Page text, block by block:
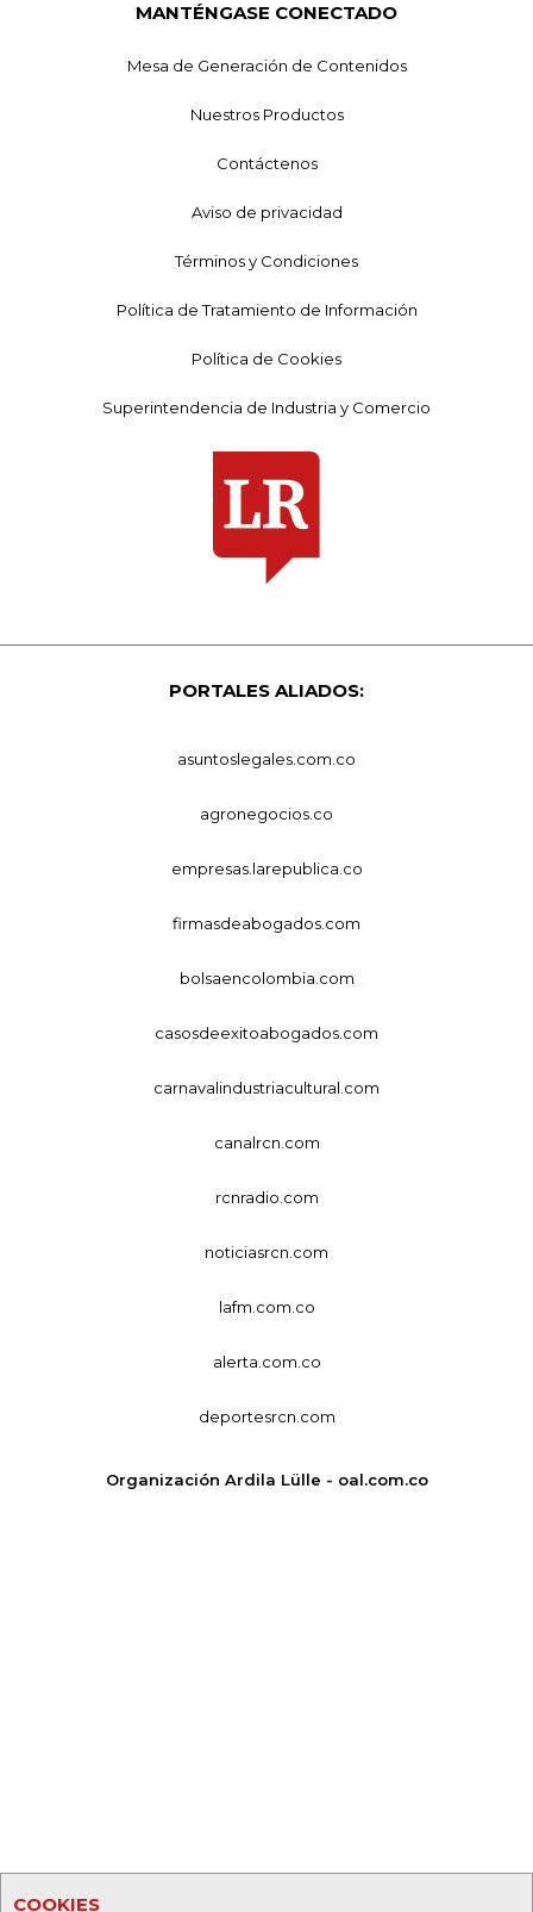
COOKIES
MANTÉNGASE CONECTADO
Mesa de Generación de Contenidos
Nuestros Productos
Contáctenos
Aviso de privacidad
Términos y Condiciones
Política de Tratamiento de Información
Política de Cookies
Superintendencia de Industria y Comercio
PORTALES ALIADOS:
asuntoslegales.com.co
agronegocios.co
empresas.larepublica.co
firmasdeabogados.com
bolsaencolombia.com
casosdeexitoabogados.com
carnavalindustriacultural.com
canalrcn.com
rcnradio.com
noticiasrcn.com
lafm.com.co
alerta.com.co
deportesrcn.com
Organización Ardila Lülle - oal.com.co